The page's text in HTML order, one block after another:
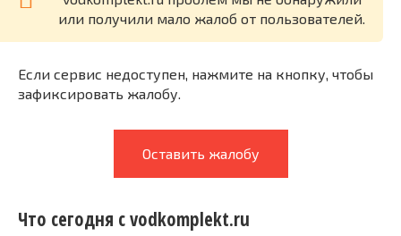
или получили мало жалоб от пользователей.
Если сервис недоступен, нажмите на кнопку, чтобы
зафиксировать жалобу.
Оставить жалобу
Что сегодня с vodkomplekt.ru